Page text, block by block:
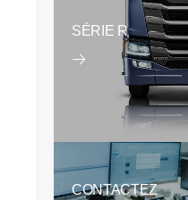
SÉRIE R
CONTACTEZ